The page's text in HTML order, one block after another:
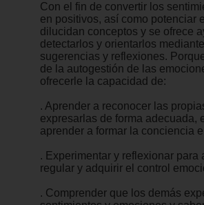
Con el fin de convertir los
en positivos, así como potenciar
dilucidan conceptos y se ofrece
detectarlos y orientarlos
sugerencias y reflexiones.
de la autogestión de las
ofrecerle la capacidad de:
. Aprender a reconocer las
expresarlas de forma adecuada,
aprender a formar la conciencia
. Experimentar y reflexionar para
regular y adquirir el control
. Comprender que los demás